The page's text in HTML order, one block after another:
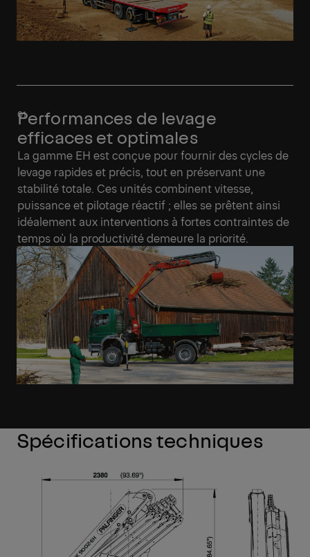
Performances de levage
efficaces et optimales
La gamme EH est conçue pour fournir des cycles de
levage rapides et précis, tout en préservant une
stabilité totale. Ces unités combinent vitesse,
puissance et pilotage réactif ; elles se prêtent ainsi
idéalement aux interventions à fortes contraintes de
temps où la productivité demeure la priorité.
Spécifications techniques